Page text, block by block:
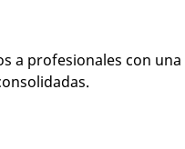
a profesionales con una